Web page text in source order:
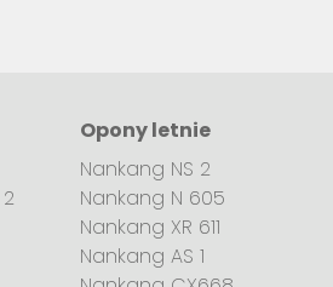
Opony letnie
Nankang NS 2
Nankang N 605
Nankang XR 611
Nankang AS 1